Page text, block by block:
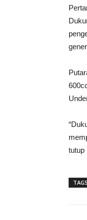
tutup
TAGS